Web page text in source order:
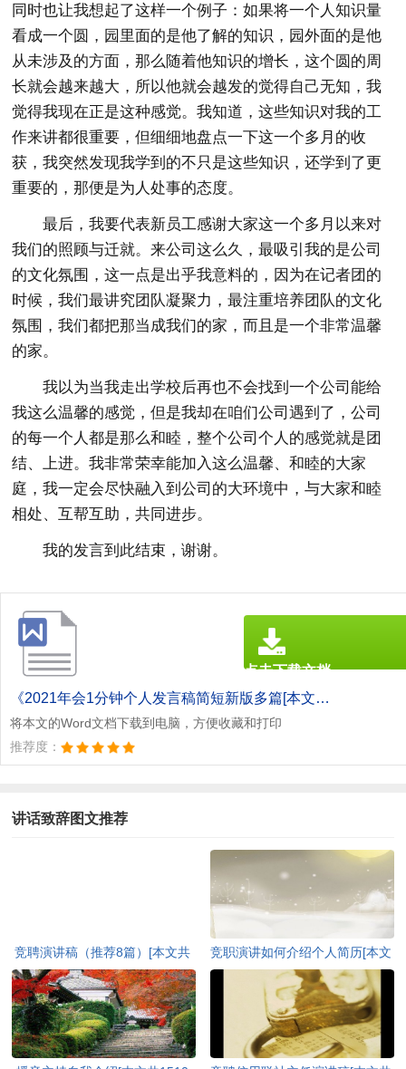
同时也让我想起了这样一个例子：如果将一个人知识量
看成一个圆，园里面的是他了解的知识，园外面的是他
从未涉及的方面，那么随着他知识的增长，这个圆的周
长就会越来越大，所以他就会越发的觉得自己无知，我
觉得我现在正是这种感觉。我知道，这些知识对我的工
作来讲都很重要，但细细地盘点一下这一个多月的收
获，我突然发现我学到的不只是这些知识，还学到了更
重要的，那便是为人处事的态度。
最后，我要代表新员工感谢大家这一个多月以来对
我们的照顾与迁就。来公司这么久，最吸引我的是公司
的文化氛围，这一点是出乎我意料的，因为在记者团的
时候，我们最讲究团队凝聚力，最注重培养团队的文化
氛围，我们都把那当成我们的家，而且是一个非常温馨
的家。
我以为当我走出学校后再也不会找到一个公司能给
我这么温馨的感觉，但是我却在咱们公司遇到了，公司
的每一个人都是那么和睦，整个公司个人的感觉就是团
结、上进。我非常荣幸能加入这么温馨、和睦的大家
庭，我一定会尽快融入到公司的大环境中，与大家和睦
相处、互帮互助，共同进步。
我的发言到此结束，谢谢。
《2021年会1分钟个人发言稿简短新版多篇[本文共3040字].doc》
将本文的Word文档下载到电脑，方便收藏和打印
推荐度：
点击下载文档
文档为doc格式
讲话致辞图文推荐
竞聘演讲稿（推荐8篇）[本文共
7511字]
竞职演讲如何介绍个人简历[本文
共6885字]